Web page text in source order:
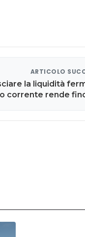
ARTICOLO
la liquidità
corrente rende